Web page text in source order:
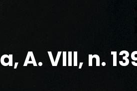
A. VIII, n.